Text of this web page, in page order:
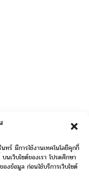
ร์ มีการใช้งานเทคโนโลยีคุกกี้
เว็บไซต์ของเรา โปรดศึกษา
งข้อมูล ก่อนใช้บริการเว็บไซต์